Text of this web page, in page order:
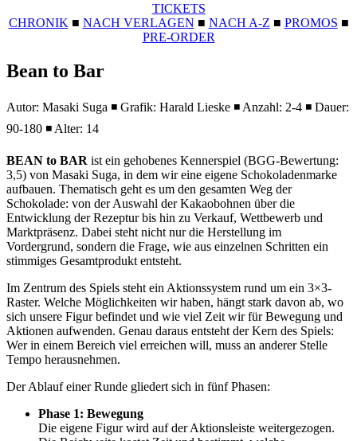
TICKETS
CHRONIK ■ NACH VERLAGEN ■ NACH A-Z ■ PROMOS ■
PRE-ORDER
Bean to Bar
Autor: Masaki Suga ◾ Grafik: Harald Lieske ◾ Anzahl: 2-4 ◾ Dauer:
90-180 ◾ Alter: 14
BEAN to BAR ist ein gehobenes Kennerspiel (BGG-Bewertung:
3,5) von Masaki Suga, in dem wir eine eigene Schokoladenmarke
aufbauen. Thematisch geht es um den gesamten Weg der
Schokolade: von der Auswahl der Kakaobohnen über die
Entwicklung der Rezeptur bis hin zu Verkauf, Wettbewerb und
Marktpräsenz. Dabei steht nicht nur die Herstellung im
Vordergrund, sondern die Frage, wie aus einzelnen Schritten ein
stimmiges Gesamtprodukt entsteht.
Im Zentrum des Spiels steht ein Aktionssystem rund um ein 3×3-
Raster. Welche Möglichkeiten wir haben, hängt stark davon ab, wo
sich unsere Figur befindet und wie viel Zeit wir für Bewegung und
Aktionen aufwenden. Genau daraus entsteht der Kern des Spiels:
Wer in einem Bereich viel erreichen will, muss an anderer Stelle
Tempo herausnehmen.
Der Ablauf einer Runde gliedert sich in fünf Phasen:
Phase 1: Bewegung
Die eigene Figur wird auf der Aktionsleiste weitergezogen.